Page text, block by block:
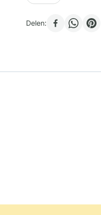
Delen: